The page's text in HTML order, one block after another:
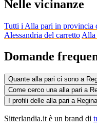
Nelle vicinanze
Tutti i Alla pari in provincia
Alessandria del carretto Alla
Domande
Quante alla pari ci sono a
Come cerco una alla pari a
I profili delle alla pari a
Sitterlandia.it è un brand di